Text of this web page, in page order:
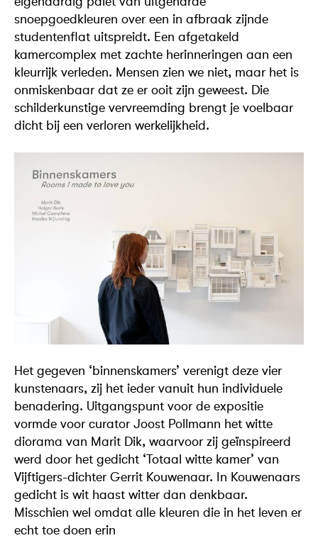
snoepgoedkleuren over een in afbraak zijnde
studentenflat uitspreidt. Een afgetakeld
kamercomplex met zachte herinneringen aan een
kleurrijk verleden. Mensen zien we niet, maar het is
onmiskenbaar dat ze er ooit zijn geweest. Die
schilderkunstige vervreemding brengt je voelbaar
dicht bij een verloren werkelijkheid.
Het gegeven ‘binnenskamers’ verenigt deze vier
kunstenaars, zij het ieder vanuit hun individuele
benadering. Uitgangspunt voor de expositie
vormde voor curator Joost Pollmann het witte
diorama van Marit Dik, waarvoor zij geïnspireerd
werd door het gedicht ‘Totaal witte kamer’ van
Vijftigers-dichter Gerrit Kouwenaar. In Kouwenaars
gedicht is wit haast witter dan denkbaar.
Misschien wel omdat alle kleuren die in het leven er
echt toe doen erin